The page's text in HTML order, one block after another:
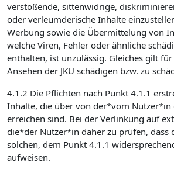
verstoßende, sittenwidrige,
oder verleumderische Inhalte
Werbung sowie die Übermittelung von
welche Viren, Fehler oder ähnliche
enthalten, ist unzulässig. Gleiches gilt
Ansehen der JKU schädigen bzw. zu
4.1.2 Die Pflichten nach Punkt 4.1.1
Inhalte, die über von der*vom Nutzer*in
erreichen sind. Bei der Verlinkung auf
die*der Nutzer*in daher zu prüfen, dass
solchen, dem Punkt 4.1.1
aufweisen.